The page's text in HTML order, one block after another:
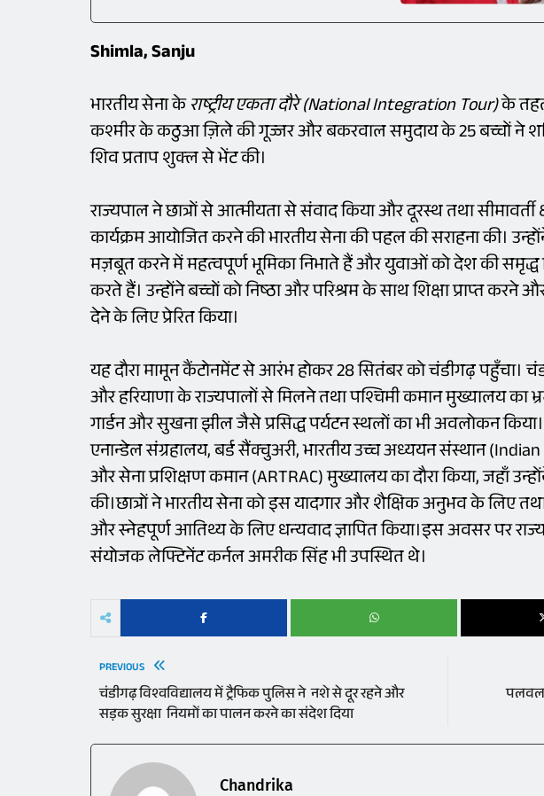
Shimla, Sanju
भारतीय सेना केराष्ट्रीय एकता दौरे (National Integration Tour)के
कश्मीर के कठुआ ज़िले की गूज्जर और बकरवाल समुदाय के 25 बच्चों ने
शिव प्रताप शुक्ल से भेंट की।
राज्यपाल ने छात्रों से आत्मीयता से संवाद किया और दूरस्थ तथा
कार्यक्रम आयोजित करने की भारतीय सेना की पहल की सराहना की।
मज़बूत करने में महत्वपूर्ण भूमिका निभाते हैं और युवाओं को देश की
करते हैं। उन्होंने बच्चों को निष्ठा और परिश्रम के साथ शिक्षा प्राप्त करने
देने के लिए प्रेरित किया।
यह दौरा मामून कैंटोनमेंट से आरंभ होकर 28 सितंबर को चंडीगढ़ पहुँचा।
और हरियाणा के राज्यपालों से मिलने तथा पश्चिमी कमान मुख्यालय का
गार्डन और सुखना झील जैसे प्रसिद्ध पर्यटन स्थलों का भी अवलोकन
एनान्डेल संग्रहालय, बर्ड सैंक्चुअरी, भारतीय उच्च अध्ययन संस्थान
और सेना प्रशिक्षण कमान (ARTRAC) मुख्यालय का दौरा किया, जहाँ
की।छात्रों ने भारतीय सेना को इस यादगार और शैक्षिक अनुभव के लिए
और स्नेहपूर्ण आतिथ्य के लिए धन्यवाद ज्ञापित किया।इस अवसर पर
संयोजक लेफ्टिनेंट कर्नल अमरीक सिंह भी उपस्थित थे।
PREVIOUS
चंडीगढ़ विश्वविद्यालय में ट्रैफिक पुलिस ने नशे से दूर रहने और
सड़क सुरक्षा नियमों का पालन करने का संदेश दिया
पलवल
Chandrika